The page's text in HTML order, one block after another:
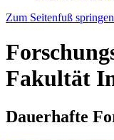
Zum Seitenfuß springen
Fakultät
Dauerhafte